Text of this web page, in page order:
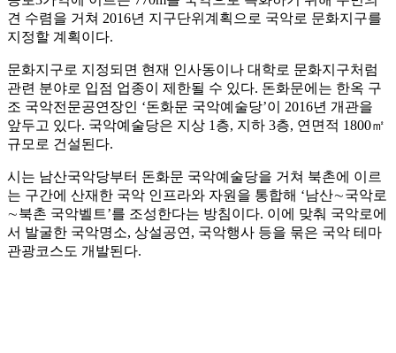
견 수렴을 거쳐 2016년 지구단위계획으로 국악로 문화지구를
지정할 계획이다.
문화지구로 지정되면 현재 인사동이나 대학로 문화지구처럼
관련 분야로 입점 업종이 제한될 수 있다. 돈화문에는 한옥 구
조 국악전문공연장인 ‘돈화문 국악예술당’이 2016년 개관을
앞두고 있다. 국악예술당은 지상 1층, 지하 3층, 연면적 1800㎡
규모로 건설된다.
시는 남산국악당부터 돈화문 국악예술당을 거쳐 북촌에 이르
는 구간에 산재한 국악 인프라와 자원을 통합해 ‘남산∼국악로
∼북촌 국악벨트’를 조성한다는 방침이다. 이에 맞춰 국악로에
서 발굴한 국악명소, 상설공연, 국악행사 등을 묶은 국악 테마
관광코스도 개발된다.